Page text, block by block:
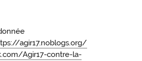
agir17.noblogs.org/
Agir17-contre-la-